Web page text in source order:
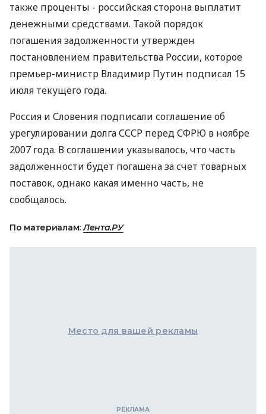
также проценты - российская сторона выплатит
денежными средствами. Такой порядок
погашения задолженности утвержден
постановлением правительства России, которое
премьер-министр Владимир Путин подписал 15
июля текущего года.
Россия и Словения подписали соглашение об
урегулировании долга СССР перед СФРЮ в ноябре
2007 года. В соглашении указывалось, что часть
задолженности будет погашена за счет товарных
поставок, однако какая именно часть, не
сообщалось.
По материалам:Лента.РУ
Место для вашей рекламы